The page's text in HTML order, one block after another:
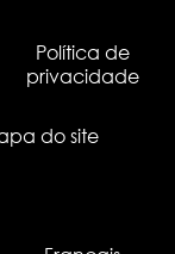
Política de
privacidade
do site